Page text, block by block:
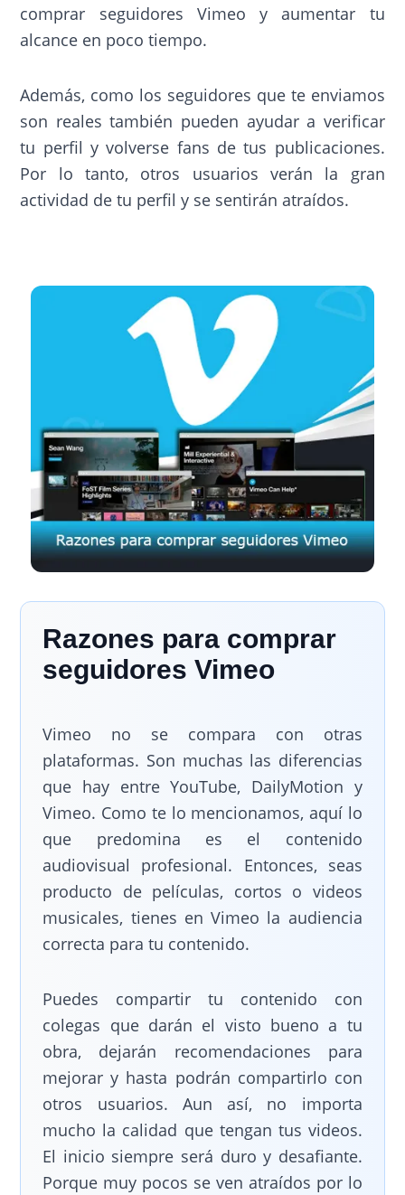
comprar seguidores Vimeo y aumentar tu
alcance en poco tiempo.
Además, como los seguidores que te enviamos
son reales también pueden ayudar a verificar
tu perfil y volverse fans de tus publicaciones.
Por lo tanto, otros usuarios verán la gran
actividad de tu perfil y se sentirán atraídos.
Razones para comprar
seguidores Vimeo
Vimeo no se compara con otras
plataformas. Son muchas las diferencias
que hay entre YouTube, DailyMotion y
Vimeo. Como te lo mencionamos, aquí lo
que predomina es el contenido
audiovisual profesional. Entonces, seas
producto de películas, cortos o videos
musicales, tienes en Vimeo la audiencia
correcta para tu contenido.
Puedes compartir tu contenido con
colegas que darán el visto bueno a tu
obra, dejarán recomendaciones para
mejorar y hasta podrán compartirlo con
otros usuarios. Aun así, no importa
mucho la calidad que tengan tus videos.
El inicio siempre será duro y desafiante.
Porque muy pocos se ven atraídos por lo